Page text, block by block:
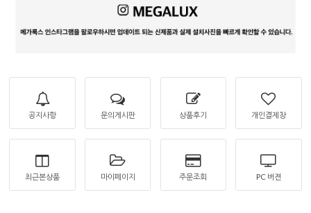
공지사항 문의게시판 상품후기 개인결제창
최근본상품 마이페이지 주문조회 PC 버젼